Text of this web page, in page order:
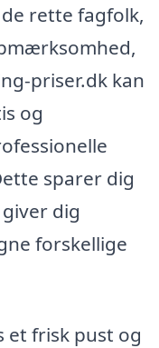
rette fagfolk,
priser.dk kan
og
sparer dig
dig
forskellige
et frisk pust og